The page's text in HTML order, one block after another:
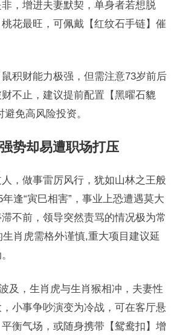
，增进夫妻默契，单身者若想脱
花最旺，可佩戴【红纹石手链】催
积财能力极强，但需注意73岁前后
不止，建议提前配置【黑曜石貔
免高风险投资。
势却易遭职场打压
，做事雷厉风行，犹如山林之王般
逢“寅巳相害”，事业上恐遭遇莫大
不前，领导突然责骂的情况极为常
生肖虎需格外谨慎,重大项目建议延
及，生肖虎与生肖猴相冲，夫妻性
小事争吵演变为冷战，可在客厅悬
衡气场，或随身携带【鸳鸯扣】增